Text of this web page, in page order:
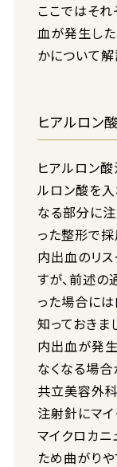
ここではそ
血が発生し
かについて解
ヒアルロン
ヒアルロン
ルロン酸を
なる部分に
った整形で採
内出血のリ
すが、前述の
った場合に
知っておきま
内出血が発
なくなる場合
共立美容外
注射針にマイ
マイクロカ
ため曲がり